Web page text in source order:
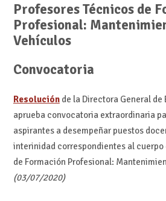
Profesores Técnicos de
Profesional:
Vehículos
Convocatoria
Resoluciónde la Directora General de
aprueba convocatoria extraordinaria
aspirantes a desempeñar puestos
interinidad correspondientes al cuerpo
de Formación Profesional:
(03/07/2020)